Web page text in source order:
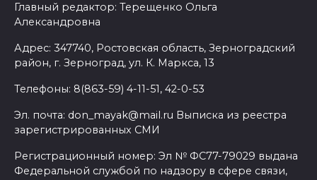
Главный редактор: Терещенко Ольга
Александровна
Адрес: 347740, Ростовская область, Зерноградский
район, г. Зерноград, ул. К. Маркса, 13
Телефоны: 8(863-59) 4-11-51, 42-0-53
Эл. почта: don_mayak@mail.ru Выписка из реестра
зарегистрированных СМИ
Регистрационный номер: Эл № ФС77-79029 выдана
Федеральной службой по надзору в сфере связи,